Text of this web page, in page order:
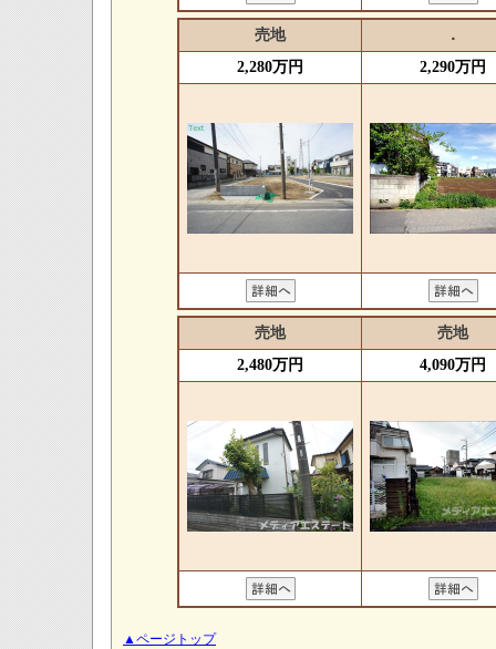
売地
．
2,280万円
2,290万円
売地
売地
2,480万円
4,090万円
▲ページトップ